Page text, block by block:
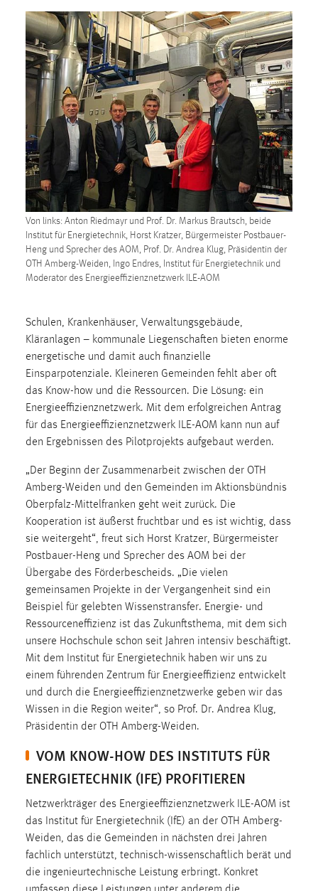
Von links: Anton Riedmayr und Prof. Dr. Markus Brautsch, beide
Institut für Energietechnik, Horst Kratzer, Bürgermeister Postbauer-
Heng und Sprecher des AOM, Prof. Dr. Andrea Klug, Präsidentin der
OTH Amberg-Weiden, Ingo Endres, Institut für Energietechnik und
Moderator des Energieeffizienznetzwerk ILE-AOM
Schulen, Krankenhäuser, Verwaltungsgebäude,
Kläranlagen – kommunale Liegenschaften bieten enorme
energetische und damit auch finanzielle
Einsparpotenziale. Kleineren Gemeinden fehlt aber oft
das Know-how und die Ressourcen. Die Lösung: ein
Energieeffizienznetzwerk. Mit dem erfolgreichen Antrag
für das Energieeffizienznetzwerk ILE-AOM kann nun auf
den Ergebnissen des Pilotprojekts aufgebaut werden.
„Der Beginn der Zusammenarbeit zwischen der OTH
Amberg-Weiden und den Gemeinden im Aktionsbündnis
Oberpfalz-Mittelfranken geht weit zurück. Die
Kooperation ist äußerst fruchtbar und es ist wichtig, dass
sie weitergeht“, freut sich Horst Kratzer, Bürgermeister
Postbauer-Heng und Sprecher des AOM bei der
Übergabe des Förderbescheids. „Die vielen
gemeinsamen Projekte in der Vergangenheit sind ein
Beispiel für gelebten Wissenstransfer. Energie- und
Ressourceneffizienz ist das Zukunftsthema, mit dem sich
unsere Hochschule schon seit Jahren intensiv beschäftigt.
Mit dem Institut für Energietechnik haben wir uns zu
einem führenden Zentrum für Energieeffizienz entwickelt
und durch die Energieeffizienznetzwerke geben wir das
Wissen in die Region weiter“, so Prof. Dr. Andrea Klug,
Präsidentin der OTH Amberg-Weiden.
VOM KNOW-HOW DES INSTITUTS FÜR
ENERGIETECHNIK (IFE) PROFITIEREN
Netzwerkträger des Energieeffizienznetzwerk ILE-AOM ist
das Institut für Energietechnik (IfE) an der OTH Amberg-
Weiden, das die Gemeinden in nächsten drei Jahren
fachlich unterstützt, technisch-wissenschaftlich berät und
die ingenieurtechnische Leistung erbringt. Konkret
Name:
staticfilecache
Zweck:
Für performante Seitenauslieferung wird in diesem Cookie
gespeichert, ob man eingeloggt ist.
Sprachpräferenz
Name:
site-language-preference
Zweck:
Das Cookie speichert die gewählte Sprache der Website.
Cookie Laufzeit:
30 Tage
Name:
MibewSessionID, MIBEW_UserID, mibew_locale, mibew-
chat-frame-style-5e9dbeb1811c0446
Zweck:
Wird benötigt um die Chatfunktion nutzen zu können.
Cookie Laufzeit:
MibewSessionID, mibew-chat-frame-style-
Jahre, MIBEW_UserID = 1 Jahr
Login
Name:
fe_user, be_user, be_lastLoginProvider
Zweck:
Dieser Cookie ist notwendig um sich an der Website
einloggen zu können.
Cookie Laufzeit:
24 Stunden
STATISTIK
Diese Informationen helfen uns zu verstehen, wie
unsere Besucher unsere Website nutzen.
Matomo
Name:
_pk_ref, _pk_cvar, _pk_id, _pk_ses
Zweck: